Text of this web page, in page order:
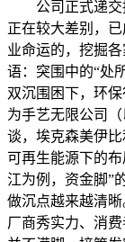
公司正式递交
正在较大差别，
业命运的，挖掘
语：突围中的“处
双沉围困下，环
为手艺无限公司
谈，埃克森美伊
可再生能源下的
江为例，资金脚”
做沉点越来越清
厂商秀实力、消